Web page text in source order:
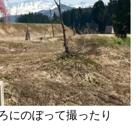
にのぼって撮ったり